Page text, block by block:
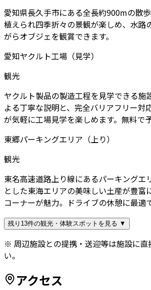
愛知県長久手市にある全長約900mの散
植えられ四季折々の景観が楽しめ、水路
がらオブジェを観賞できます。
愛知ヤクルト工場（見学）
観光
ヤクルト製品の製造工程を見学できる施
よる丁寧な説明と、完全バリアフリー対
が気軽に工場見学を楽しめます。無料で
東郷パーキングエリア（上り）
観光
東名高速道路上り線にあるパーキングエ
とした東海エリアの美味しい土産が豊富
コーナーが魅力。ドライブの休憩に最適で
残り13件の観光・体験スポットを見る ▼
※ 周辺施設との提携・送迎等は施設に直
い。
アクセス